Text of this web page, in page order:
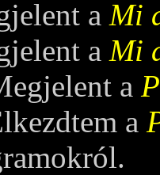
a Mi
a Mi
a
a